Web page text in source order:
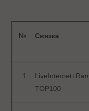
№ Связка
1
TOP100